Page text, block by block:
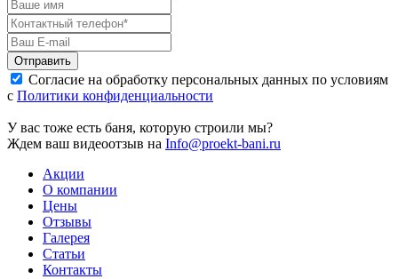
Отправить
Согласие на обработку персональных данных по условиям
с Политики конфиденциальности
У вас тоже есть баня, которую строили мы?
Ждем ваш видеоотзыв на Info@proekt-bani.ru
Акции
О компании
Цены
Отзывы
Галерея
Статьи
Контакты